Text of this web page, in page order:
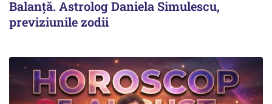
Balanță. Astrolog Daniela Simulescu,
previziunile zodii